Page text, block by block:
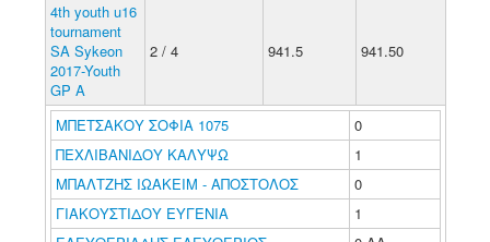
4th youth u16
tournament
SA Sykeon
2017-Youth
GP A
2 / 4 941.5 941.50
ΜΠΕΤΣΑΚΟΥ ΣΟΦΙΑ 1075
0
ΠΕΧΛΙΒΑΝΙΔΟΥ ΚΑΛΥΨΩ
1
ΜΠΑΛΤΖΗΣ ΙΩΑΚΕΙΜ - ΑΠΟΣΤΟΛΟΣ
0
ΓΙΑΚΟΥΣΤΙΔΟΥ ΕΥΓΕΝΙΑ
1